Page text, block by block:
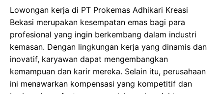
Lowongan kerja di PT Prokemas Adhikari Kreasi
Bekasi merupakan kesempatan emas bagi para
profesional yang ingin berkembang dalam industri
kemasan. Dengan lingkungan kerja yang dinamis dan
inovatif, karyawan dapat mengembangkan
kemampuan dan karir mereka. Selain itu, perusahaan
ini menawarkan kompensasi yang kompetitif dan